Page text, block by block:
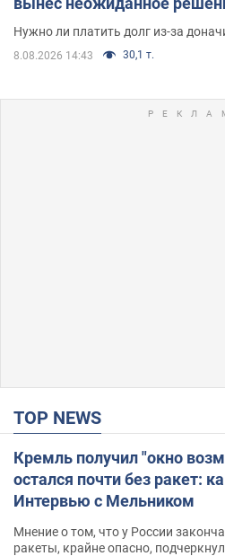
Нужно ли платить долг из-за
8.08.2026 14:43 30,1 т.
TOP NEWS
Кремль получил "окно
остался почти без ракет:
Интервью с Мельником
Мнение о том, что у России
ракеты, крайне опасно,